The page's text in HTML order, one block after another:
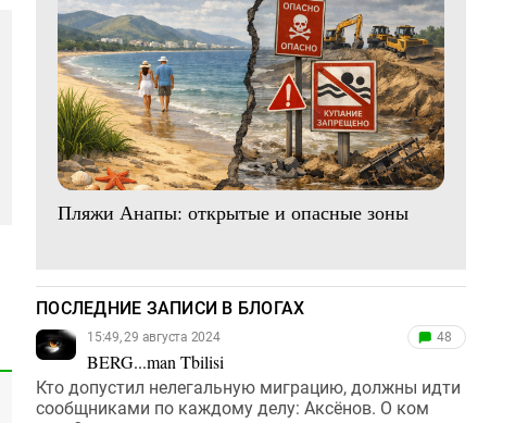
Пляжи Анапы: открытые и опасные зоны
ПОСЛЕДНИЕ ЗАПИСИ В БЛОГАХ
15:49, 29 августа 2024
BERG...man Tbilisi
48
Кто допустил нелегальную миграцию, должны идти
сообщниками по каждому делу: Аксёнов. О ком